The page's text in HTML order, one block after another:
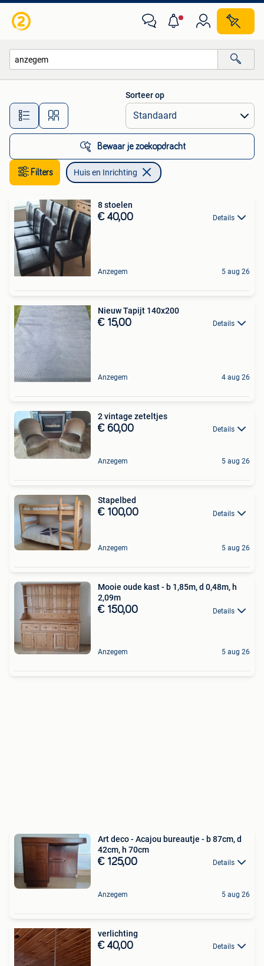
Alle afstanden…
Sorteer op
Bewaar je zoekopdracht
Filters Huis en Inrichting
8 stoelen
€ 40,00 Details
Anzegem 5 aug 26
Nieuw Tapijt 140x200
€ 15,00 Details
Anzegem 4 aug 26
2 vintage zeteltjes
€ 60,00 Details
Anzegem 5 aug 26
Stapelbed
€ 100,00 Details
Anzegem 5 aug 26
Mooie oude kast - b 1,85m, d 0,48m, h
2,09m
€ 150,00 Details
Anzegem 5 aug 26
Art deco - Acajou bureautje - b 87cm, d
42cm, h 70cm
€ 125,00 Details
Anzegem 5 aug 26
verlichting
€ 40,00 Details